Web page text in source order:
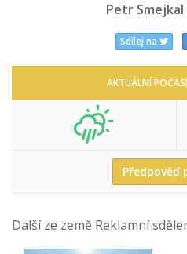
Petr
Sdílej na
AKTUÁLNÍ
Předpověď
Další ze země Reklamní